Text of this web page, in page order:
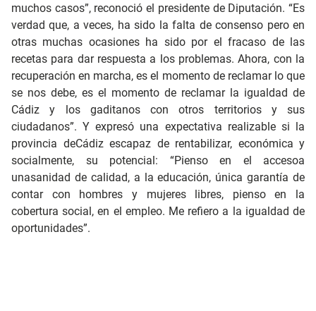
muchos casos”, reconoció el presidente de Diputación. “Es
verdad que, a veces, ha sido la falta de consenso pero en
otras muchas ocasiones ha sido por el fracaso de las
recetas para dar respuesta a los problemas. Ahora, con la
recuperación en marcha, es el momento de reclamar lo que
se nos debe, es el momento de reclamar la igualdad de
Cádiz y los gaditanos con otros territorios y sus
ciudadanos”. Y expresó una expectativa realizable si la
provincia deCádiz escapaz de rentabilizar, económica y
socialmente, su potencial: “Pienso en el accesoa
unasanidad de calidad, a la educación, única garantía de
contar con hombres y mujeres libres, pienso en la
cobertura social, en el empleo. Me refiero a la igualdad de
oportunidades”.